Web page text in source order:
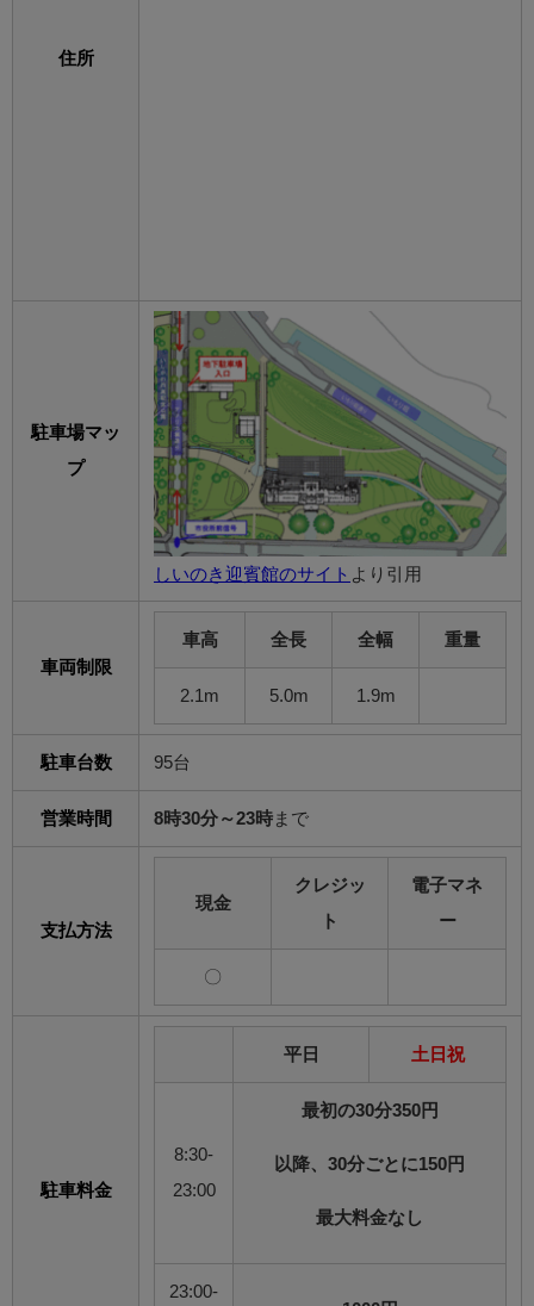
住所
駐車場マッ
プ
しいのき迎賓館のサイト より引用
車両制限
車高 全長 全幅 重量
2.1m 5.0m 1.9m
駐車台数 95台
営業時間 8時30分～23時 まで
支払方法
現金
クレジッ
ト
電子マネ
ー
〇
駐車料金
平日 土日祝
8:30-
23:00
最初の30分350円
以降、30分ごとに150円
最大料金なし
23:00-